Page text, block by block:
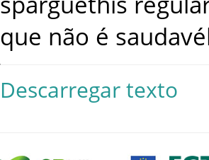
que não é
Descarregar texto